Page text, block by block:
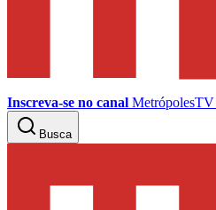
Inscreva-se no canal
Busca